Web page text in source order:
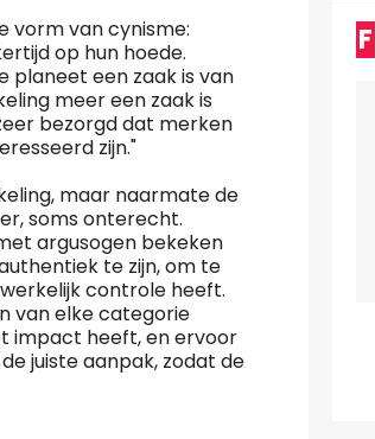
vorm van cynisme:
op hun hoede.
planeet een zaak is van
meer een zaak is
bezorgd dat merken
zijn."
maar naarmate de
soms onterecht.
argusogen bekeken
te zijn, om te
controle heeft.
van elke categorie
impact heeft, en ervoor
juiste aanpak, zodat de